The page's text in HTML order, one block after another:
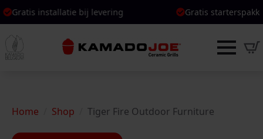
Gratis starterspakket bij BBQ
Gratis starterspakket bij BBQ
Home Shop Tiger Fire Outdoor Furniture